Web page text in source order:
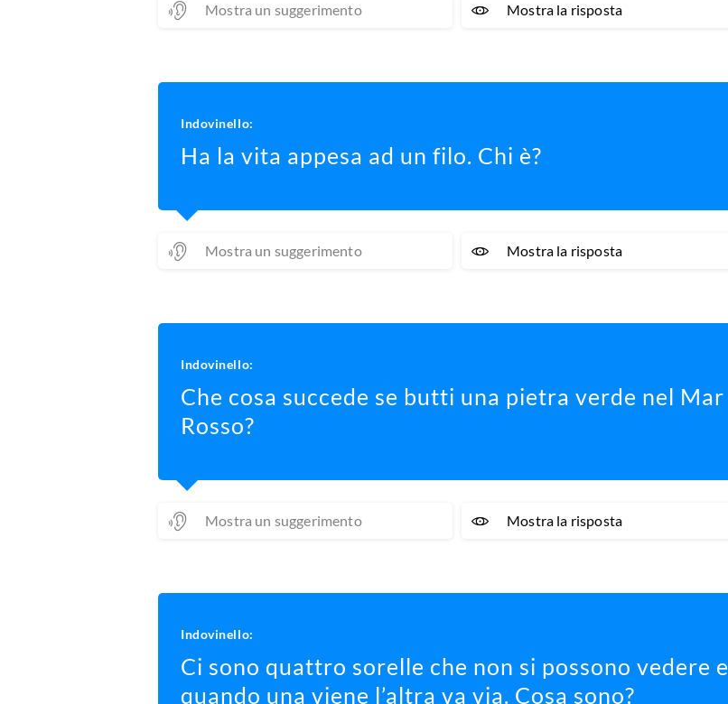
Mostra un suggerimento Mostra la risposta
Indovinello:
Ha la vita appesa ad un filo. Chi è?
Mostra un suggerimento Mostra la risposta
Indovinello:
Che cosa succede se butti una pietra verde nel Mar
Rosso?
Mostra un suggerimento Mostra la risposta
Indovinello:
Ci sono quattro sorelle che non si possono vedere e
quando una viene l’altra va via. Cosa sono?